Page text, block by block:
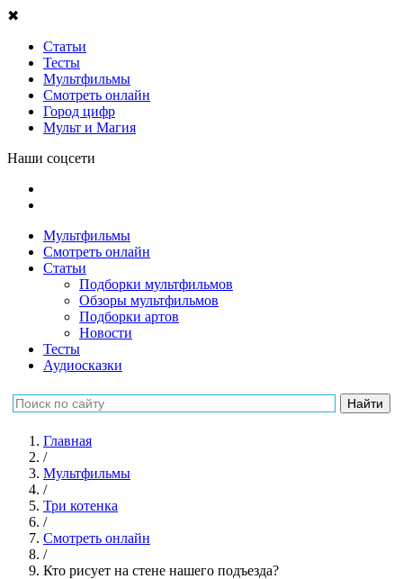
✖
Статьи
Тесты
Мультфильмы
Смотреть онлайн
Город цифр
Мульт и Магия
Наши соцсети
Мультфильмы
Смотреть онлайн
Статьи
Подборки мультфильмов
Обзоры мультфильмов
Подборки артов
Новости
Тесты
Аудиосказки
Главная
/
Мультфильмы
/
Три котенка
/
Смотреть онлайн
/
Кто рисует на стене нашего подъезда?